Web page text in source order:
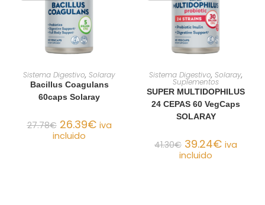
AÑADIR AL CARRITO
Sistema Digestivo, Solaray
Bacillus Coagulans
60caps Solaray
27.78€ 26.39€ iva
incluido
AÑADIR AL CARRITO
Sistema Digestivo, Solaray,
Suplementos
SUPER MULTIDOPHILUS
24 CEPAS 60 VegCaps
SOLARAY
41.30€ 39.24€ iva
incluido